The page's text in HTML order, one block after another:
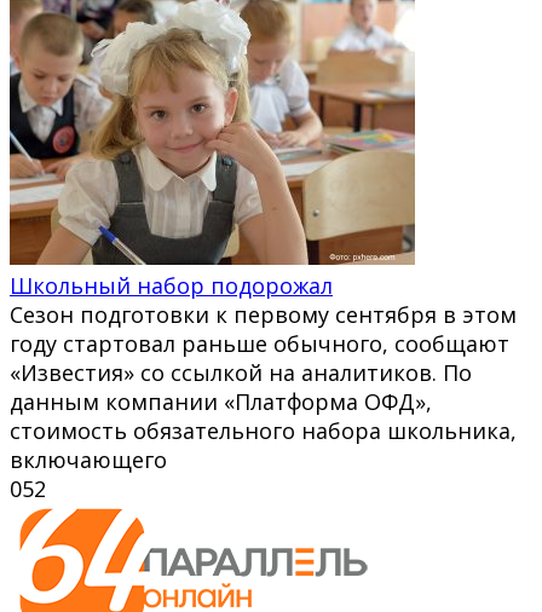
Школьный набор подорожал
Сезон подготовки к первому сентября в этом
году стартовал раньше обычного, сообщают
«Известия» со ссылкой на аналитиков. По
данным компании «Платформа ОФД»,
стоимость обязательного набора школьника,
включающего
052